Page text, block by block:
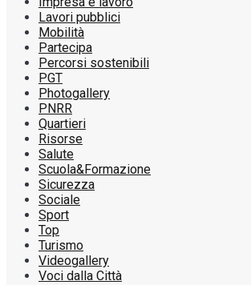
Lavori pubblici
Mobilità
Partecipa
Percorsi sostenibili
PGT
Photogallery
PNRR
Quartieri
Risorse
Salute
Scuola&Formazione
Sicurezza
Sociale
Sport
Top
Turismo
Videogallery
Voci dalla Città